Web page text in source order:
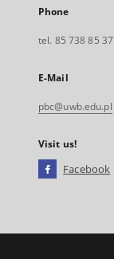
Phone
tel. 85 738 85 37
E-Mail
pbc@uwb.edu.pl
Visit us!
Facebook
open